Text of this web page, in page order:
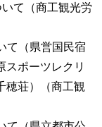
て（商工観光労
て（県営国民宿
スポーツレクリ
穂荘）（商工観